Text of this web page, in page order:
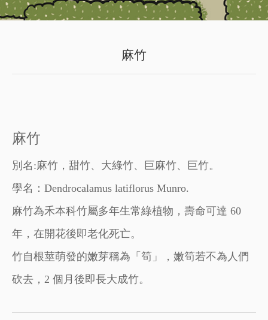
麻竹
麻竹
別名:麻竹，甜竹、大綠竹、巨麻竹、巨竹。
學名：Dendrocalamus latiflorus Munro.
麻竹為禾本科竹屬多年生常綠植物，壽命可達 60
年，在開花後即老化死亡。
竹自根莖萌發的嫩芽稱為「筍」，嫩筍若不為人們
砍去，2 個月後即長大成竹。